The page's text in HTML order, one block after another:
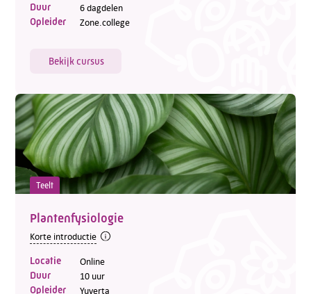
Duur 6 dagdelen
Opleider Zone.college
Bekijk cursus
Teelt
Plantenfysiologie
Korte introductie
Locatie Online
Duur 10 uur
Opleider Yuverta